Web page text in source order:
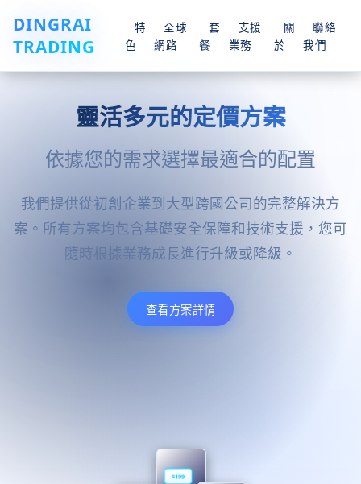
DINGRAI
TRADING
特
色
全球
網路
套
餐
支援
業務
關
於
聯絡
我們
靈活多元的定價方案
依據您的需求選擇最適合的配置
我們提供從初創企業到大型跨國公司的完整解決方
案。所有方案均包含基礎安全保障和技術支援，您可
隨時根據業務成長進行升級或降級。
查看方案詳情
標準版
$199